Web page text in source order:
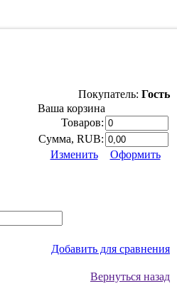
Покупатель: Гость
Ваша корзина
Товаров:
Сумма, RUB:
Изменить
Оформить
Добавить для сравнения
Вернуться назад